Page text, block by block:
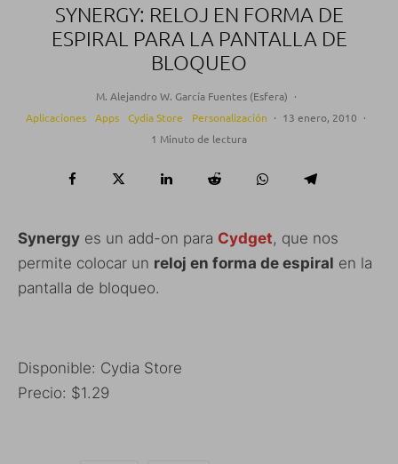
SYNERGY: RELOJ EN FORMA DE
ESPIRAL PARA LA PANTALLA DE
BLOQUEO
M. Alejandro W. García Fuentes (Esfera) ·
Aplicaciones
Apps Cydia Store Personalización · 13 enero, 2010 ·
1 Minuto de lectura
Synergy es un add-on para Cydget, que nos
permite colocar un reloj en forma de espiral en la
pantalla de bloqueo.
Disponible: Cydia Store
Precio: $1.29